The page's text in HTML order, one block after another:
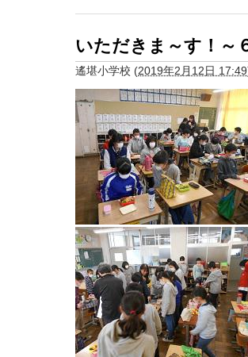
いただきま～す！
遙堪小学校 (2019年2月12日 17:49